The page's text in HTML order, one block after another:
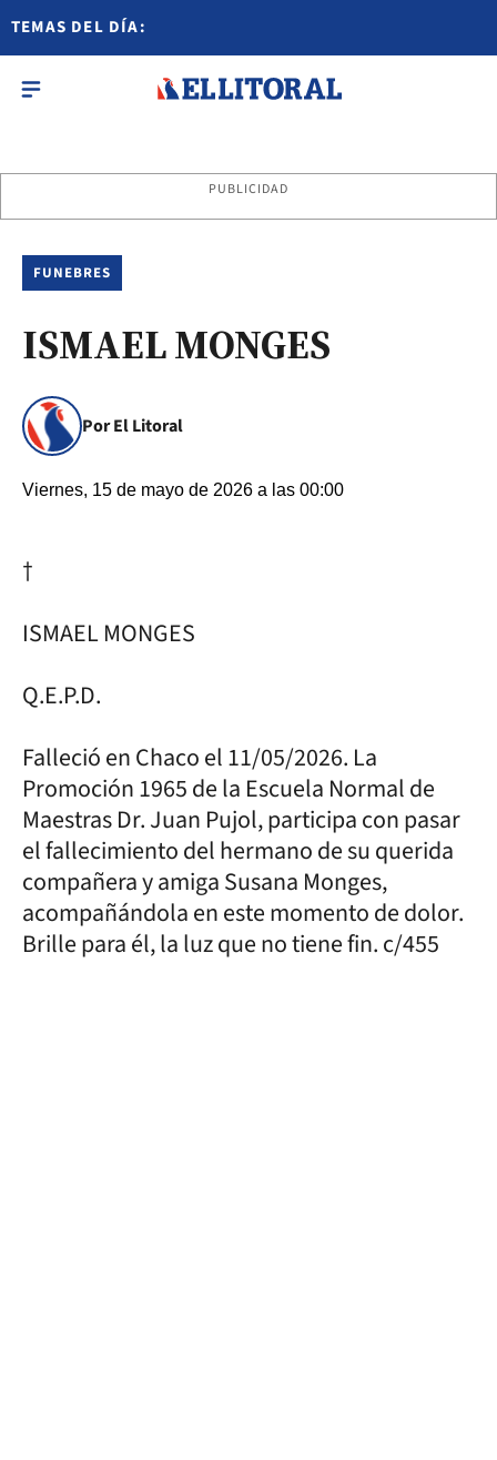
TEMAS DEL DÍA:
PUBLICIDAD
FUNEBRES
ISMAEL MONGES
Por El Litoral
Viernes, 15 de mayo de 2026 a las 00:00
†
ISMAEL MONGES
Q.E.P.D.
Falleció en Chaco el 11/05/2026. La
Promoción 1965 de la Escuela Normal de
Maestras Dr. Juan Pujol, participa con pasar
el fallecimiento del hermano de su querida
compañera y amiga Susana Monges,
acompañándola en este momento de dolor.
Brille para él, la luz que no tiene fin. c/455